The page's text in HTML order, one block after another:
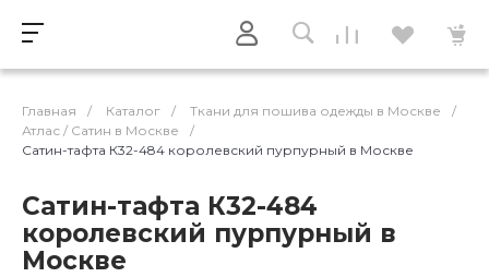
Главная / Каталог / Ткани для пошива одежды в Москве
/
Атлас / Cатин в Москве
/
Сатин-тафта К32-484 королевский пурпурный в Москве
Сатин-тафта К32-484
королевский пурпурный в
Москве